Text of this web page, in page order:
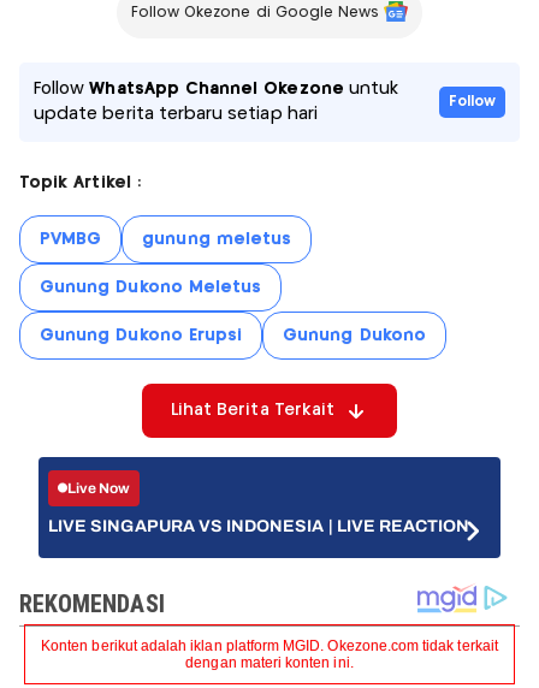
Follow Okezone di Google News
FollowWhatsApp Channel Okezone untuk
update berita terbaru setiap hari
Follow
Topik Artikel :
PVMBG gunung meletus
Gunung Dukono Meletus
Gunung Dukono Erupsi Gunung Dukono
Lihat Berita Terkait
Live Now
LIVE SINGAPURA VS INDONESIA | LIVE REACTION